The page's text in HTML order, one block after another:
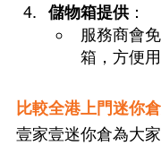
儲物箱提供：
服務商會
箱，方便
比較全港上門迷你
壹家壹迷你倉為大